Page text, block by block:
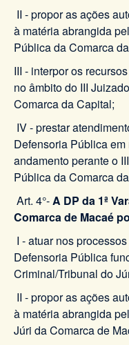
II - propor as ações
à matéria abrangida
Pública da Comarca
III - interpor os
no âmbito do III
Comarca da Capital;
IV - prestar
Defensoria Pública
andamento perante o
Pública da Comarca
Art. 4°-A DP da 1ª
Comarca de Macaé
I - atuar nos
Defensoria Pública
Criminal/Tribunal do
II - propor as ações
à matéria abrangida
Júri da Comarca de